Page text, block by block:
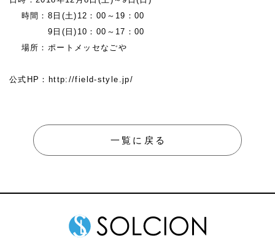
時間：8日(土)12：00～19：00
9日(日)10：00～17：00
場所：ポートメッセなごや
公式HP：http://field-style.jp/
一覧に戻る